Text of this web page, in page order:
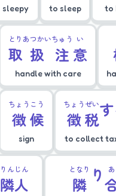
sleepy to sleep to
取
とり
扱
あつかい
注
ちゅう
意
い
handle with care
徴
ちょう
候
こう
sign
徴
ちょう
税
ぜい
to collect
隣
りん
人
じん
隣
となり り あ